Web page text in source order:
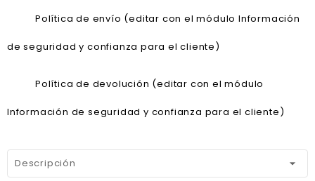
Política de envío (editar con el módulo Información
de seguridad y confianza para el cliente)
Política de devolución (editar con el módulo
Información de seguridad y confianza para el cliente)
Descripción